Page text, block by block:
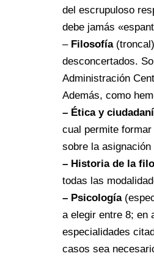
del escrupuloso
debe jamás
– Filosofía
desconcertados.
Administración
Además, como
– Ética y
cual permite
sobre la
– Historia de la
todas las
– Psicología
a elegir entre 8; en
especialidades
casos sea